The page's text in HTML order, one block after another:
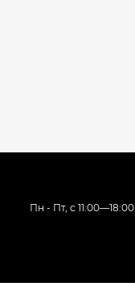
Пн - Пт, с 11:00—18:00